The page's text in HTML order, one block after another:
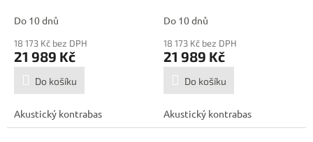
Do 10 dnů
18 173 Kč bez DPH
21 989 Kč
Do košíku
Akustický kontrabas
Do 10 dnů
18 173 Kč bez DPH
21 989 Kč
Do košíku
Akustický kontrabas